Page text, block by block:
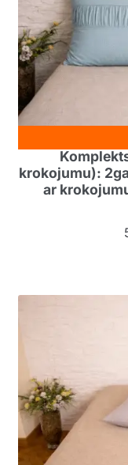
krokojumu):
ar